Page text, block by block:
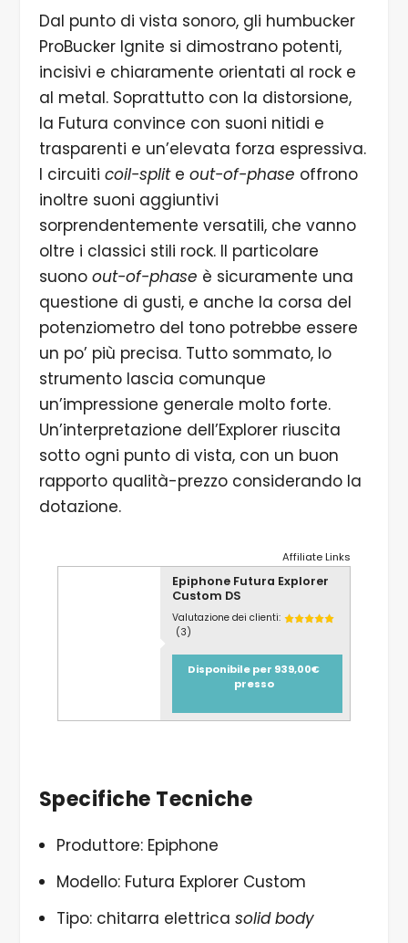
Dal punto di vista sonoro, gli humbucker
ProBucker Ignite si dimostrano potenti,
incisivi e chiaramente orientati al rock e
al metal. Soprattutto con la distorsione,
la Futura convince con suoni nitidi e
trasparenti e un’elevata forza espressiva.
I circuiti coil-split e out-of-phase offrono
inoltre suoni aggiuntivi
sorprendentemente versatili, che vanno
oltre i classici stili rock. Il particolare
suono out-of-phase è sicuramente una
questione di gusti, e anche la corsa del
potenziometro del tono potrebbe essere
un po’ più precisa. Tutto sommato, lo
strumento lascia comunque
un’impressione generale molto forte.
Un’interpretazione dell’Explorer riuscita
sotto ogni punto di vista, con un buon
rapporto qualità-prezzo considerando la
dotazione.
Affiliate Links
Epiphone Futura Explorer
Custom DS
Valutazione dei clienti:
(3)
Disponibile per 939,00€
presso
Specifiche Tecniche
Produttore: Epiphone
Modello: Futura Explorer Custom
Tipo: chitarra elettrica solid body